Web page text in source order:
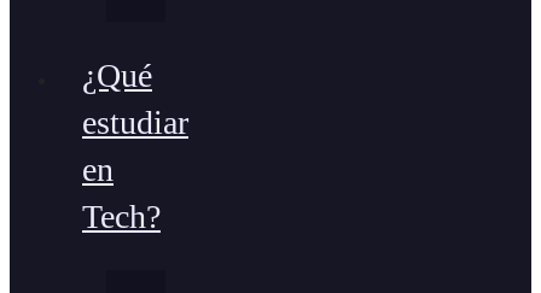
¿Qué
estudiar
en
Tech?